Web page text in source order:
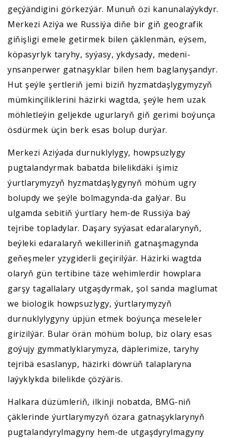
geçýändigini görkezýär. Munuň özi kanunalaýykdyr.
Merkezi Aziýa we Russiýa diňe bir giň geografik
giňişligi emele getirmek bilen çäklenmän, eýsem,
köpasyrlyk taryhy, syýasy, ykdysady, medeni-
ynsanperwer gatnaşyklar bilen hem baglanyşandyr.
Hut şeýle şertleriň jemi biziň hyzmatdaşlygymyzyň
mümkinçiliklerini häzirki wagtda, şeýle hem uzak
möhletleýin geljekde ugurlaryň giň gerimi boýunça
ösdürmek üçin berk esas bolup durýar.
Merkezi Aziýada durnuklylygy, howpsuzlygy
pugtalandyrmak babatda bilelikdäki işimiz
ýurtlarymyzyň hyzmatdaşlygynyň möhüm ugry
bolupdy we şeýle bolmagynda-da galýar. Bu
ulgamda sebitiň ýurtlary hem-de Russiýa baý
tejribe topladylar. Daşary syýasat edaralarynyň,
beýleki edaralaryň wekilleriniň gatnaşmagynda
geňeşmeler yzygiderli geçirilýär. Häzirki wagtda
olaryň gün tertibine täze wehimlerdir howplara
garşy tagallalary utgaşdyrmak, şol sanda maglumat
we biologik howpsuzlygy, ýurtlarymyzyň
durnuklylygyny üpjün etmek boýunça meseleler
girizilýär. Bular örän möhüm bolup, biz olary esas
goýujy gymmatlyklarymyza, däplerimize, taryhy
tejribä esaslanyp, häzirki döwrüň talaplaryna
laýyklykda bilelikde çözýäris.
Halkara düzümleriň, ilkinji nobatda, BMG-niň
çäklerinde ýurtlarymyzyň özara gatnaşyklarynyň
pugtalandyrylmagyny hem-de utgaşdyrylmagyny